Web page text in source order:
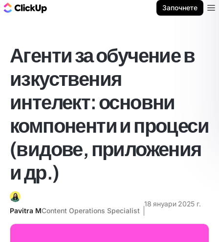
Започнете
Агенти за обучение в
изкуствения
интелект: основни
компоненти и процеси
(видове, приложения
и др.)
Pavitra MContent Operations Specialist
18 януари 2025 г.